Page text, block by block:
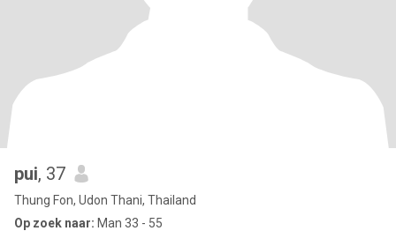
pui, 37
Thung Fon, Udon Thani, Thailand
Op zoek naar: Man 33 - 55